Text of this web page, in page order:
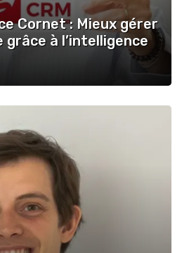
Cornet : Mieux gérer
à l’intelligence